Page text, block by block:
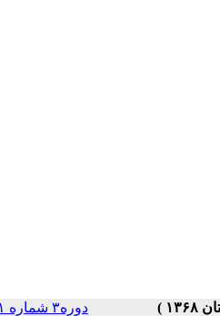
دوره۳ شماره ۱ صفحات ۴۵-۳۱